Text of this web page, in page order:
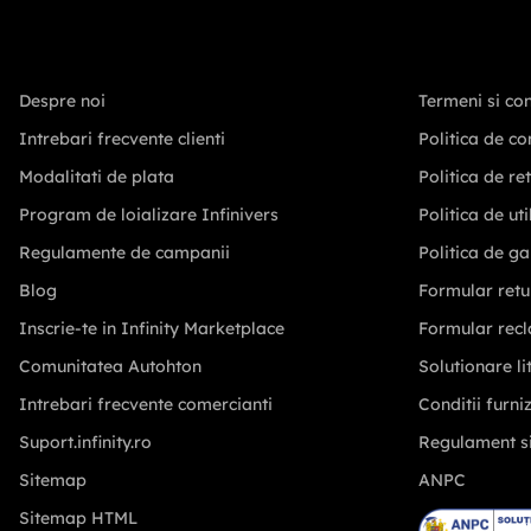
Despre noi
Intrebari frecvente clienti
Modalitati de plata
Program de loializare Infinivers
Regulamente de campanii
Blog
Inscrie-te in Infinity Marketplace
Comunitatea Autohton
Intrebari frecvente comercianti
Suport.infinity.ro
Sitemap
Sitemap HTML
Termeni si
Politica de
Politica de
Politica de
Politica de
Formular
Formular
Solutionare
Conditii
Regulament
ANPC